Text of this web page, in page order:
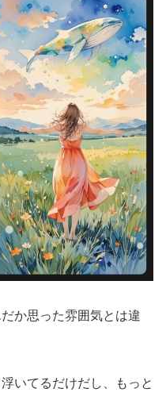
か思った雰囲気とは違
いてるだけだし、もっと